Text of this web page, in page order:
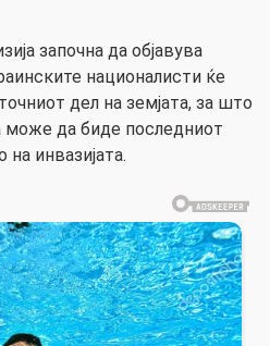
започна да објавува
националисти ќе
дел на земјата, за што
може да биде последниот
инвазијата.